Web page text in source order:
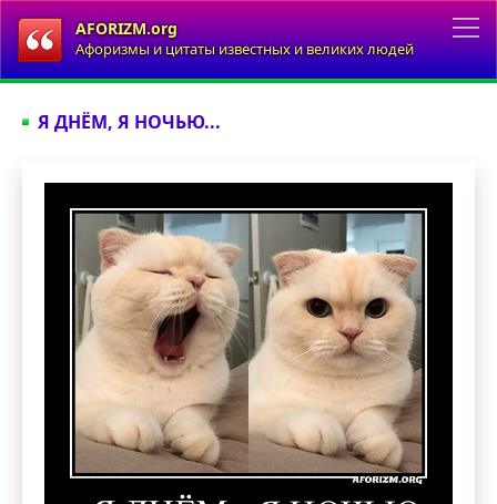
AFORIZM.org
Афоризмы и цитаты известных и великих людей
Я ДНЁМ, Я НОЧЬЮ...